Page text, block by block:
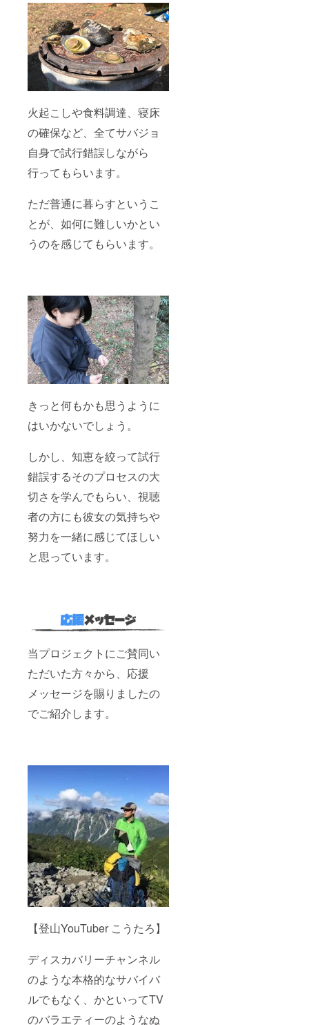
火起こしや食料調達、寝床
の確保など、全てサバジョ
自身で試行錯誤しながら
行ってもらいます。
ただ普通に暮らすというこ
とが、如何に難しいかとい
うのを感じてもらいます。
きっと何もかも思うように
はいかないでしょう。
しかし、知恵を絞って試行
錯誤するそのプロセスの大
切さを学んでもらい、視聴
者の方にも彼女の気持ちや
努力を一緒に感じてほしい
と思っています。
当プロジェクトにご賛同い
ただいた方々から、応援
メッセージを賜りましたの
でご紹介します。
【登山YouTuber こうたろ】
ディスカバリーチャンネル
のような本格的なサバイバ
ルでもなく、かといってTV
のバラエティーのようなぬ